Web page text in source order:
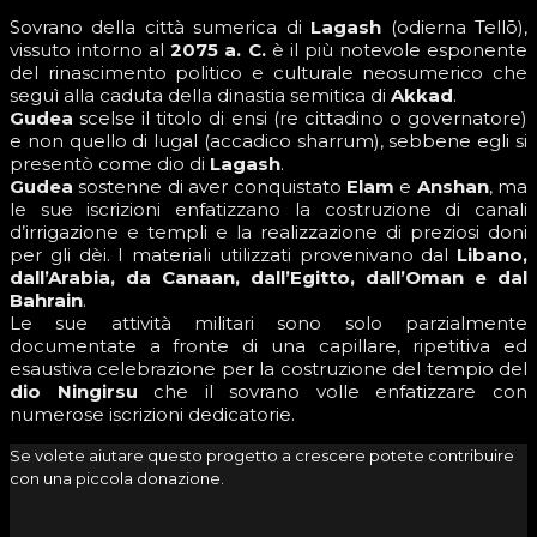
Sovrano della città sumerica di Lagash (odierna Tellō),
vissuto intorno al2075 a. C.è il più notevole esponente
del rinascimento politico e culturale neosumerico che
seguì alla caduta della dinastia semitica di Akkad.
Gudea scelse il titolo di ensi (re cittadino o governatore)
e non quello di lugal (accadico sharrum), sebbene egli si
presentò come dio di Lagash.
Gudea sostenne di aver conquistato Elam e Anshan, ma
le sue iscrizioni enfatizzano la costruzione di canali
d’irrigazione e templi e la realizzazione di preziosi doni
per gli dèi. I materiali utilizzati provenivano dal Libano,
dall’Arabia, da Canaan, dall’Egitto, dall’Oman e dal
Bahrain.
Le sue attività militari sono solo parzialmente
documentate a fronte di una capillare, ripetitiva ed
esaustiva celebrazione per la costruzione del tempio del
dio Ningirsu che il sovrano volle enfatizzare con
numerose iscrizioni dedicatorie.
Se volete aiutare questo progetto a crescere potete contribuire
con una piccola donazione.